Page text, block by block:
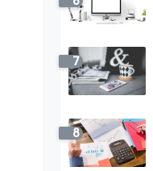
7
8